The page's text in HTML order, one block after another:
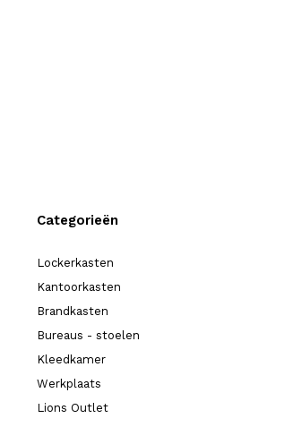
Categorieën
Lockerkasten
Kantoorkasten
Brandkasten
Bureaus - stoelen
Kleedkamer
Werkplaats
Lions Outlet